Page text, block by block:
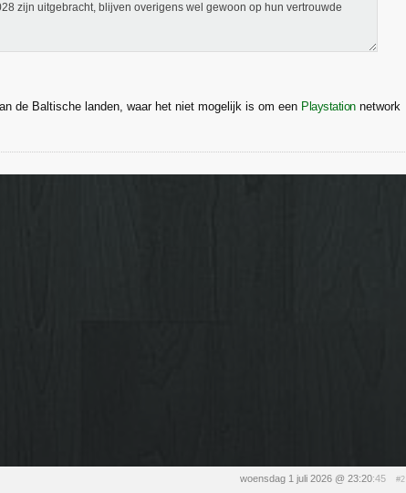
zijn uitgebracht, blijven overigens wel gewoon op hun vertrouwde
de Baltische landen, waar het niet mogelijk is om een Playstationnetwork
woensdag 1 juli 2026 @ 23:20:45 #2